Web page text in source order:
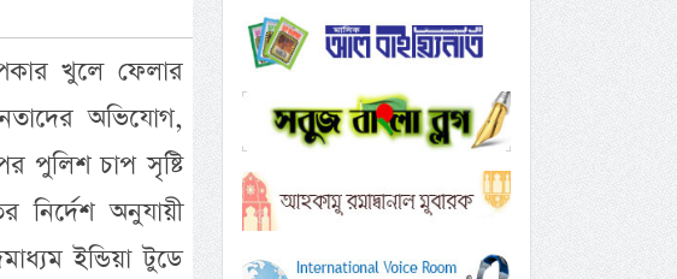
খুলে ফেলার
অভিযোগ,
পুলিশ চাপ সৃষ্টি
নির্দেশ অনুযায়ী
ইন্ডিয়া টুডে